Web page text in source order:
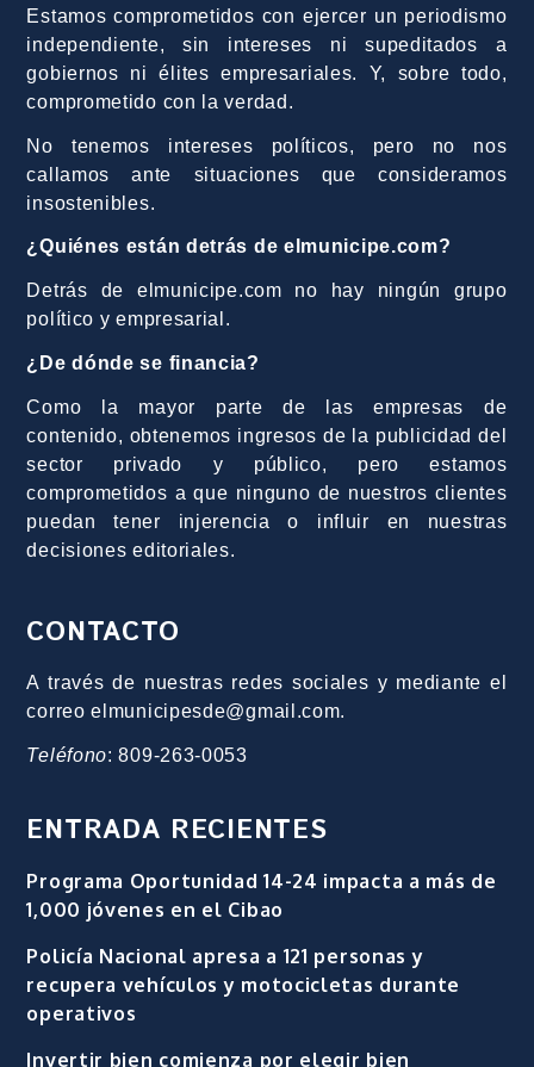
y el mundo.
Estamos comprometidos con ejercer un periodismo
independiente, sin intereses ni supeditados a
gobiernos ni élites empresariales. Y, sobre todo,
comprometido con la verdad.
No tenemos intereses políticos, pero no nos
insostenibles.
¿Quiénes están detrás de elmunicipe.com?
Detrás de elmunicipe.com no hay ningún grupo
político y empresarial.
¿De dónde se financia?
Como la mayor parte de las empresas de
contenido, obtenemos ingresos de la publicidad del
sector privado y público, pero estamos
comprometidos a que ninguno de nuestros clientes
CONTACTO
A través de nuestras redes sociales y mediante el
correo elmunicipesde@gmail.com.
ENTRADA RECIENTES
Programa Oportunidad 14-24 impacta a más de
1,000 jóvenes en el Cibao
Policía Nacional apresa a 121 personas y
recupera vehículos y motocicletas durante
operativos